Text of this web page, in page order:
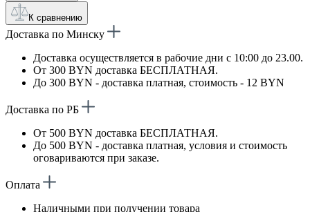
К сравнению
Доставка по Минску
Доставка осуществляется в рабочие дни с 10:00 до 23.00.
От 300 BYN доставка БЕСПЛАТНАЯ.
До 300 BYN - доставка платная, стоимость - 12 BYN
Доставка по РБ
От 500 BYN доставка БЕСПЛАТНАЯ.
До 500 BYN - доставка платная, условия и стоимость
оговариваются при заказе.
Оплата
Наличными при получении товара